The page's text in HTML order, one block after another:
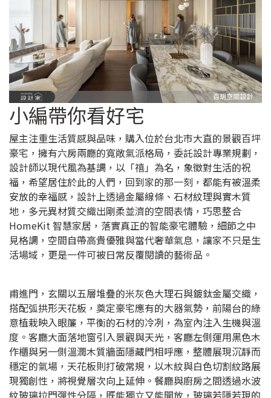
小編帶你看好宅
屋主注重生活質感與品味，購入位於台北市大直的景觀百坪
豪宅，擁有六房兩廳的寬敞氣派格局，委託設計專業規劃，
設計師以現代風為基調，以「禧」為名，象徵對生活的祝
福，希望居住於此的人們，回到家的那一刻，都能有被溫柔
安放的幸福感，設計上透過金屬線條、石材紋理與實木質
地，多元異材質交織出剛柔並濟的空間表情，巧思整合
HomeKit 智慧家居，落實真正的智能豪宅體驗，細節之中
見格調，空間自帶高貴優雅與當代奢華氣息，讓家不只是生
活場域，更是一件可被日常反覆閱讀的藝術品。
甫進門，玄關以五層堆疊的米灰色大理石與鍍鈦金屬交織，
搭配弧拱形天花板，奠定豪宅應有的大器氣勢，前陽台的綠
意植栽映入眼簾，平衡的石材的冷冽，為室內注入生機與溫
度。客廳大面落地窗引入景觀與天光，客廳左側運用黑色木
作櫃與另一側溫潤木質牆面隱藏門相呼應，整體展現沉靜而
穩定的氣場，天花板則打破常規，以木紋與白色切割紋路展
現獨創性，將視覺層次向上延伸。餐廳與廚房之間透過水波
紋玻璃拉門彈性分隔，既能獨立又能開放，玻璃若隱若現的